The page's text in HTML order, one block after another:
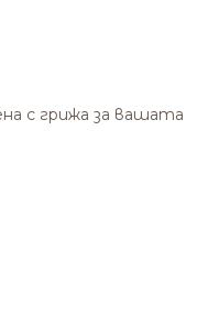
с грижа за вашата